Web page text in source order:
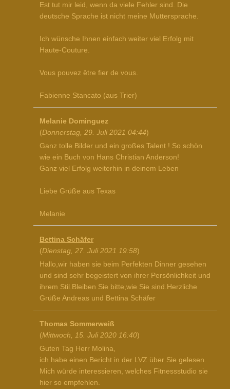
Est tut mir leid, wenn da viele Fehler sind. Die
deutsche Sprache ist nicht meine Muttersprache.
Ich wünsche Ihnen einfach weiter viel Erfolg mit
Haute-Couture.
Vous pouvez être fier de vous.
Fabienne Stancato (aus Trier)
Melanie Dominguez
(Donnerstag, 29. Juli 2021 04:44)
Ganz tolle Bilder und ein großes Talent ! So schön
wie ein Buch von Hans Christian Anderson!
Ganz viel Erfolg weiterhin in deinem Leben
Liebe Grüße aus Texas
Melanie
Bettina Schäfer
(Dienstag, 27. Juli 2021 19:58)
Hallo,wir haben sie beim Perfekten Dinner gesehen
und sind sehr begeistert von ihrer Persönlichkeit und
ihrem Stil.Bleiben Sie bitte,wie Sie sind.Herzliche
Grüße Andreas und Bettina Schäfer
Thomas Sommerweiß
(Mittwoch, 15. Juli 2020 16:40)
Guten Tag Herr Molina,
ich habe einen Bericht in der LVZ über Sie gelesen.
Mich würde interessieren, welches Fitnessstudio sie
hier so empfehlen.